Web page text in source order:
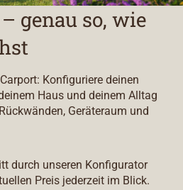
genau so, wie
Konfiguriere deinen
Haus und deinem Alltag
Geräteraum und
durch unseren Konfigurator
Preis jederzeit im Blick.